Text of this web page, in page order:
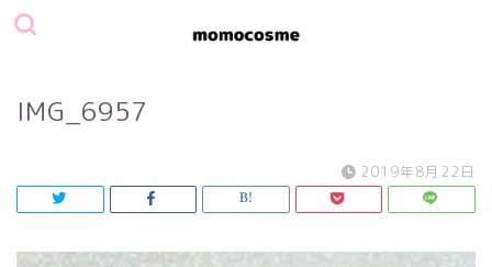
IMG_6957
2019年8月22日